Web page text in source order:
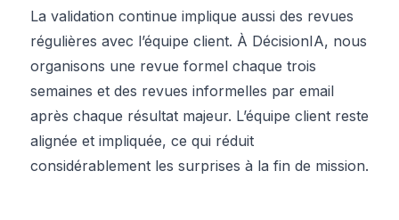
La validation continue implique aussi des revues
régulières avec l’équipe client. À DécisionIA, nous
organisons une revue formel chaque trois
semaines et des revues informelles par email
après chaque résultat majeur. L’équipe client reste
alignée et impliquée, ce qui réduit
considérablement les surprises à la fin de mission.